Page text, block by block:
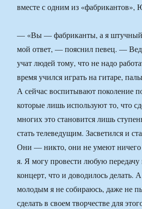
вместе с одним из «фабрикантов»,
— «Вы — фабриканты, а я
мой ответ, — пояснил певец. —
учат людей тому, что не надо
время учился играть на гитаре,
А сейчас воспитывают поколение
которые лишь используют то, что
многих это становится лишь
стать телеведущим. Засветился и
Они — никто, они не умеют ничего
я. Я могу провести любую передачу
концерт, что и доводилось делать.
молодым я не собираюсь, даже не
сделать в своем творчестве для